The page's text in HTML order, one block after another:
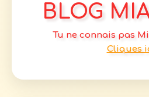
BLOG
Tu ne connais pas
Cliques